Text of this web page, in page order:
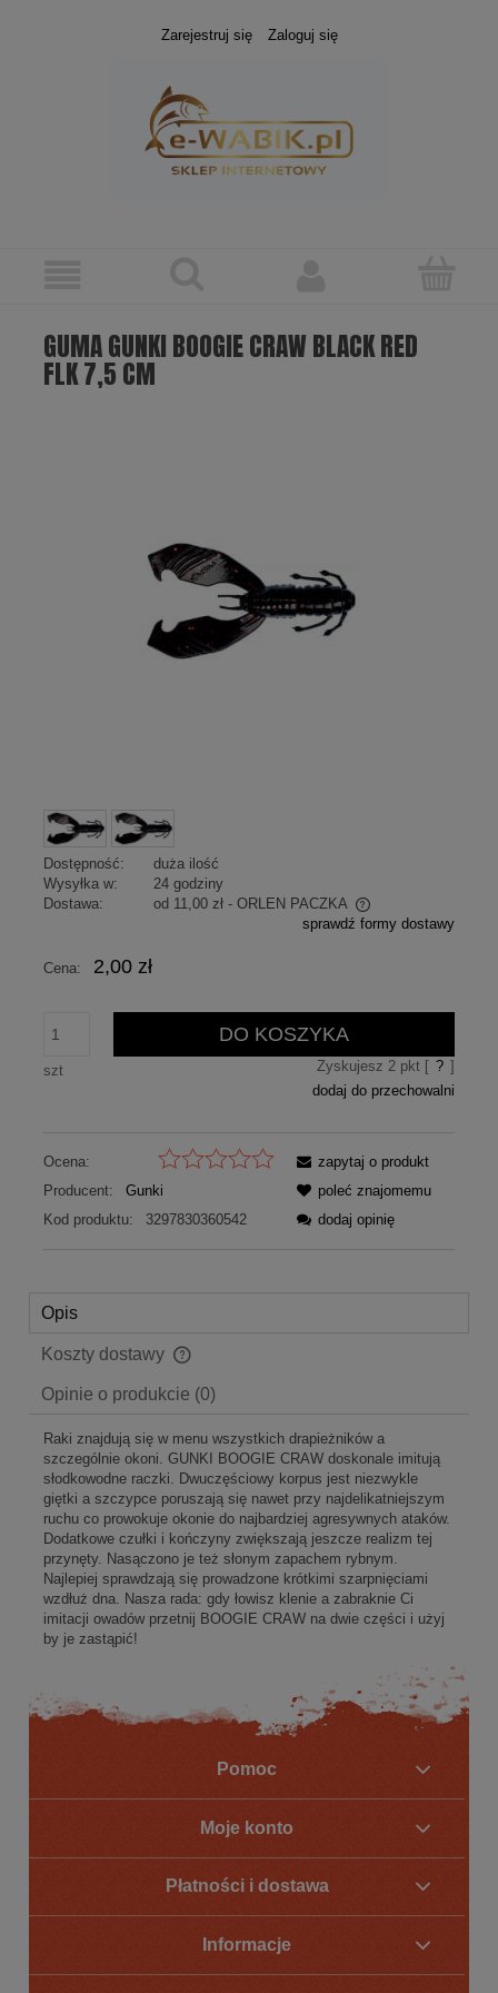
Zarejestruj się Zaloguj się
GUMA GUNKI BOOGIE CRAW BLACK RED
FLK 7,5 CM
Dostępność:
duża ilość
Wysyłka w:
24 godziny
Dostawa:
od 11,00 zł - ORLEN PACZKA
Cena nie zawiera ewentualnych kosztów płatności
sprawdź formy dostawy
Cena: 2,00 zł
szt
DO KOSZYKA
Zyskujesz 2pkt [ ? ]
dodaj do przechowalni
Ocena:
Producent:
Gunki
Kod produktu:
3297830360542
zapytaj o produkt
poleć znajomemu
dodaj opinię
Opis
Koszty dostawy
Cena nie zawiera ewentualnych kosztów płatności
Opinie o produkcie (0)
Raki znajdują się w menu wszystkich drapieżników a
szczególnie okoni. GUNKI BOOGIE CRAW doskonale imitują
słodkowodne raczki. Dwuczęściowy korpus jest niezwykle
giętki a szczypce poruszają się nawet przy najdelikatniejszym
ruchu co prowokuje okonie do najbardziej agresywnych ataków.
Dodatkowe czułki i kończyny zwiększają jeszcze realizm tej
przynęty. Nasączono je też słonym zapachem rybnym.
Najlepiej sprawdzają się prowadzone krótkimi szarpnięciami
wzdłuż dna. Nasza rada: gdy łowisz klenie a zabraknie Ci
imitacji owadów przetnij BOOGIE CRAW na dwie części i użyj
by je zastąpić!
Pomoc
Moje konto
Płatności i dostawa
Informacje